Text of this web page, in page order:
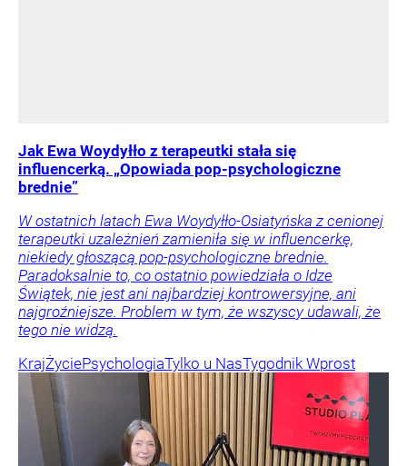
Jak Ewa Woydyłło z terapeutki stała się
influencerką. „Opowiada pop-psychologiczne
brednie”
W ostatnich latach Ewa Woydyłło-Osiatyńska z cenionej
terapeutki uzależnień zamieniła się w influencerkę,
niekiedy głoszącą pop-psychologiczne brednie.
Paradoksalnie to, co ostatnio powiedziała o Idze
Świątek, nie jest ani najbardziej kontrowersyjne, ani
najgroźniejsze. Problem w tym, że wszyscy udawali, że
tego nie widzą.
KrajŻyciePsychologiaTylko u NasTygodnik Wprost